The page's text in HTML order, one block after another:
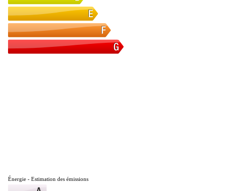
Énergie - Estimation des émissions